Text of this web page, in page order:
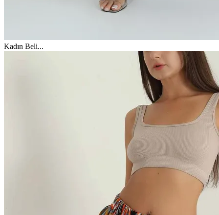
Kadın Beli...